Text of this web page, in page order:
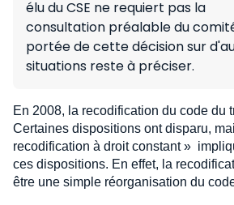
élu du CSE ne requiert pas la
consultation préalable du
portée de cette décision sur
situations reste à préciser.
En 2008, la recodification du code du
Certaines dispositions ont disparu,
recodification à droit constant »
ces dispositions. En effet, la
être une simple réorganisation du